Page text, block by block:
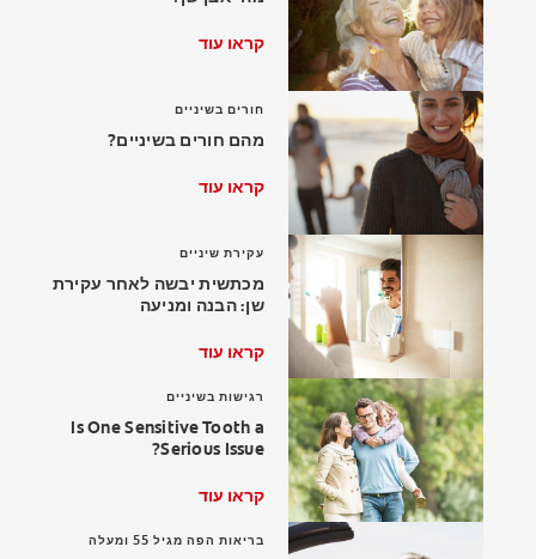
קראו עוד
חורים בשיניים
מהם חורים בשיניים?
קראו עוד
עקירת שיניים
מכתשית יבשה לאחר עקירת
שן: הבנה ומניעה
קראו עוד
רגישות בשיניים
Is One Sensitive Tooth a
Serious Issue?
קראו עוד
בריאות הפה מגיל 55 ומעלה